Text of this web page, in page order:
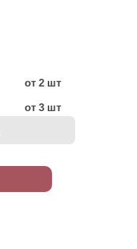
от 2 шт
от 3 шт